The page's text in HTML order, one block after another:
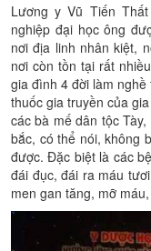
Lương y Vũ Tiến
nghiệp đại học ông
nơi địa linh nhân kiệt,
nơi còn tồn tại rất
gia đình 4 đời làm
thuốc gia truyền của
các bà mế dân tộc
bắc, có thể nói, không
được. Đặc biệt là các
đái đục, đái ra máu
men gan tăng, mỡ